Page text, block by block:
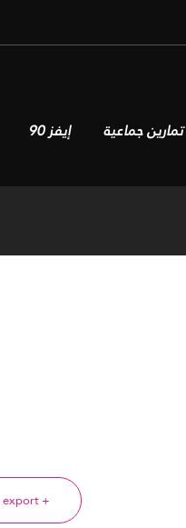
تمارين جماعية إيفز 90
+ iCal / Outlook export